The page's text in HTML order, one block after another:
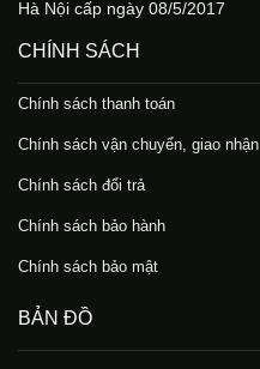
Hà Nội cấp ngày 08/5/2017
CHÍNH SÁCH
Chính sách thanh toán
Chính sách vận chuyển, giao nhận
Chính sách đổi trả
Chính sách bảo hành
Chính sách bảo mật
BẢN ĐỒ